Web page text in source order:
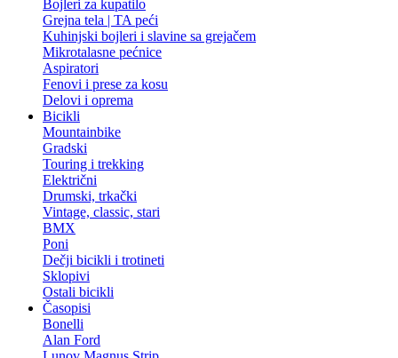
Bojleri za kupatilo
Grejna tela | TA peći
Kuhinjski bojleri i slavine sa grejačem
Mikrotalasne pećnice
Aspiratori
Fenovi i prese za kosu
Delovi i oprema
Bicikli
Mountainbike
Gradski
Touring i trekking
Električni
Drumski, trkački
Vintage, classic, stari
BMX
Poni
Dečji bicikli i trotineti
Sklopivi
Ostali bicikli
Časopisi
Bonelli
Alan Ford